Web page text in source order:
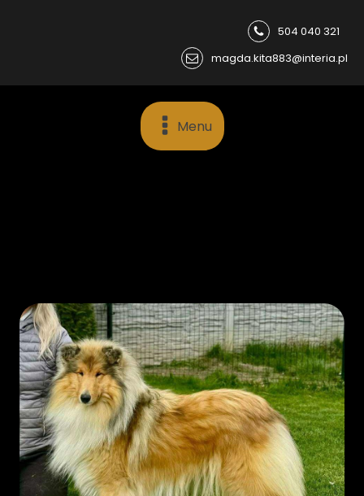
504 040 321
magda.kita883@interia.pl
Menu